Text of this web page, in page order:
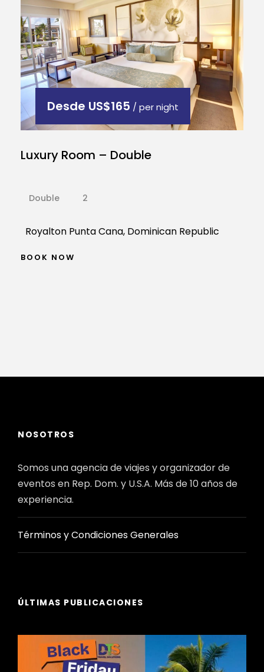
Desde US$165 / per night
Luxury Room – Double
Double 2
Royalton Punta Cana, Dominican Republic
BOOK NOW
NOSOTROS
Somos una agencia de viajes y organizador de
eventos en Rep. Dom. y U.S.A. Más de 10 años de
experiencia.
Términos y Condiciones Generales
ÚLTIMAS PUBLICACIONES